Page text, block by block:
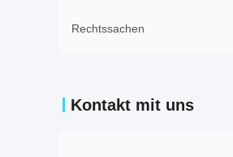
Rechtssachen
Kontakt mit uns